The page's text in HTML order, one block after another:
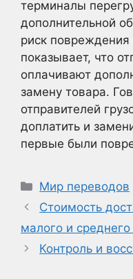
терминалы
дополнительной
риск
показывает, что
оплачивают
замену товара.
отправителей
доплатить и
первые были
Рубрики
Мир переводов
Стоимость
малого и среднего
Контроль и